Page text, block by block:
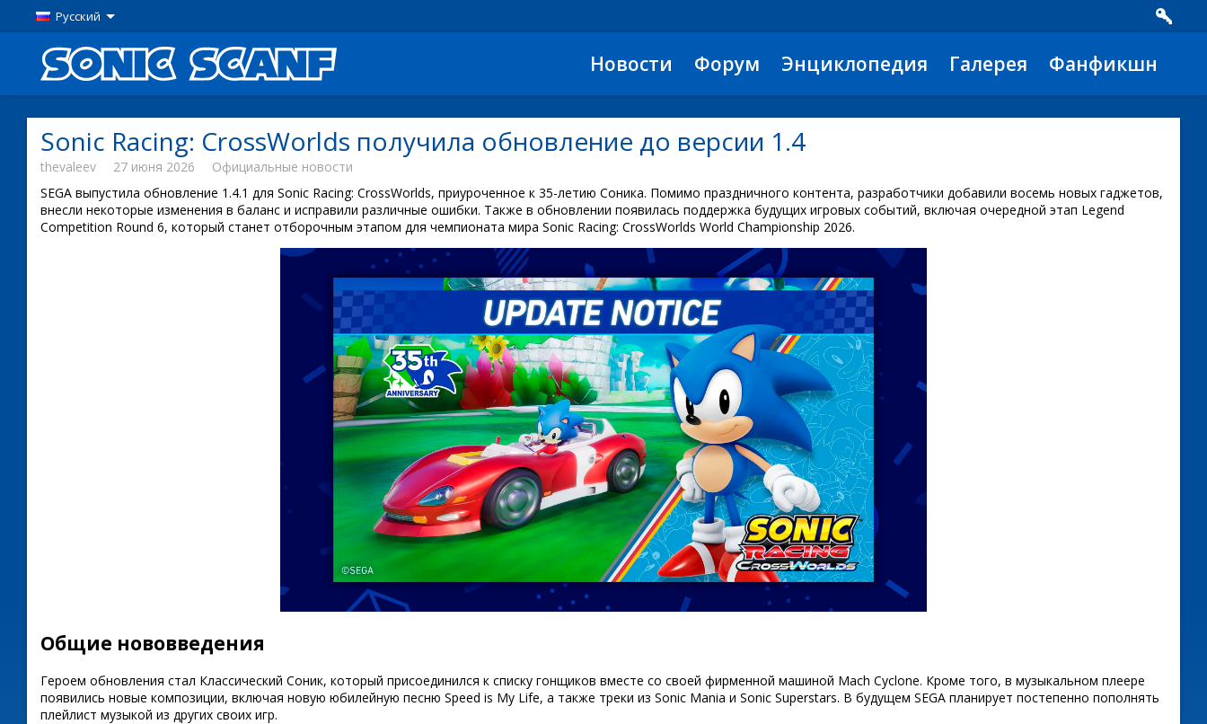
Русский
Новости Форум Энциклопедия Галерея Фанфикшн
Sonic Racing: CrossWorlds получила обновление до версии 1.4
thevaleev 27 июня 2026
Официальные новости
SEGA выпустила обновление 1.4.1 для Sonic Racing: CrossWorlds, приуроченное к 35-летию Соника. Помимо праздничного контента, разработчики добавили восемь новых гаджетов,
внесли некоторые изменения в баланс и исправили различные ошибки. Также в обновлении появилась поддержка будущих игровых событий, включая очередной этап Legend
Competition Round 6, который станет отборочным этапом для чемпионата мира Sonic Racing: CrossWorlds World Championship 2026.
Общие нововведения
Героем обновления стал Классический Соник, который присоединился к списку гонщиков вместе со своей фирменной машиной Mach Cyclone. Кроме того, в музыкальном плеере
появились новые композиции, включая новую юбилейную песню Speed is My Life, а также треки из Sonic Mania и Sonic Superstars. В будущем SEGA планирует постепенно пополнять
плейлист музыкой из других своих игр.